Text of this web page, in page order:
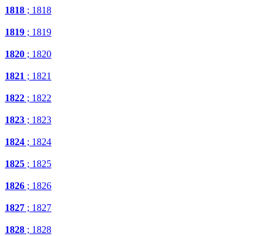
1818 ; 1818
1819 ; 1819
1820 ; 1820
1821 ; 1821
1822 ; 1822
1823 ; 1823
1824 ; 1824
1825 ; 1825
1826 ; 1826
1827 ; 1827
1828 ; 1828